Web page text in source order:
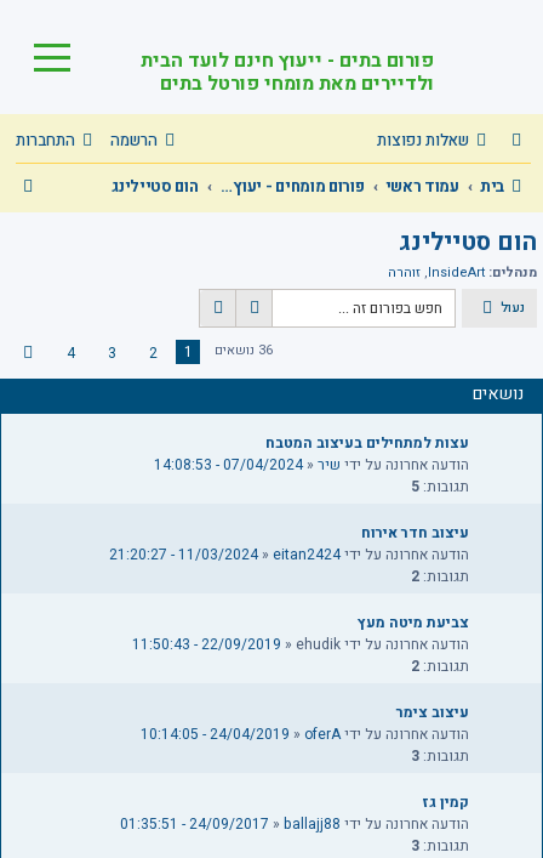
פורום בתים - ייעוץ חינם לועד הבית
ולדיירים מאת מומחי פורטל בתים
שאלות נפוצות התחברות
הרשמה
בית
עמוד ראשי פורום מומחים - יעוץ מקצועי חינם בכל תחומי הבית המשותף! הום סטיילינג
י
הום סטיילינג
מנהלים: InsideArt
, זוהרה
נעול
ח
פ
ו
ח
פ
ו
ק
36 נושאים 1
2
3
4
ב
נושאים
עצות למתחילים בעיצוב המטבח
הודעה אחרונה על ידי שיר «
07/04/2024 - 14:08:53
תגובות: 5
עיצוב חדר אירוח
הודעה אחרונה על ידיeitan2424
«
11/03/2024 - 21:20:27
תגובות: 2
צביעת מיטה מעץ
הודעה אחרונה על ידיehudik
«
22/09/2019 - 11:50:43
תגובות: 2
עיצוב צימר
הודעה אחרונה על ידיoferA
«
24/04/2019 - 10:14:05
תגובות: 3
קמין גז
הודעה אחרונה על ידי ballajj88
«
24/09/2017 - 01:35:51
תגובות: 3